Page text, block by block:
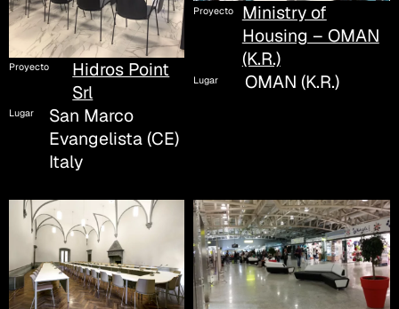
Proyecto
Hidros Point
Srl
Lugar
San Marco
Evangelista (CE)
Italy
Proyecto
Ministry of
Housing – OMAN
(K.R.)
Lugar OMAN (K.R.)